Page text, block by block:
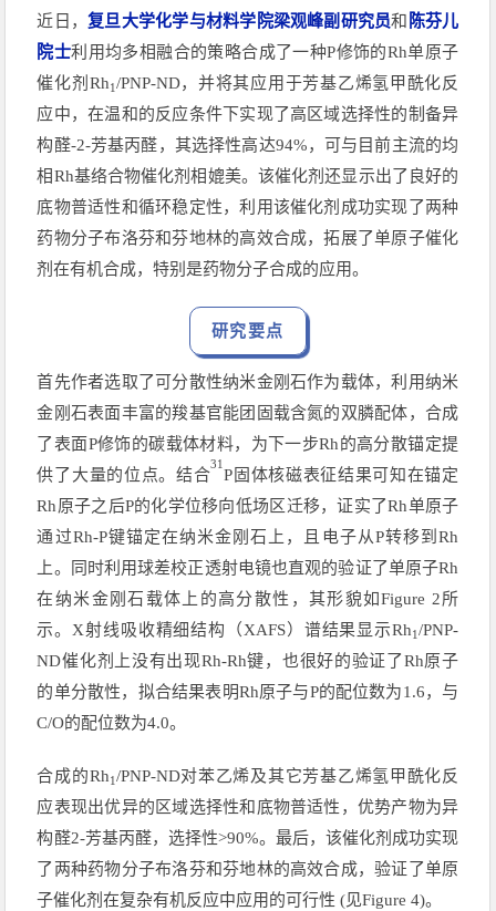
近日，复旦大学化学与材料学院梁观峰副研究员和 陈芬儿
院士利用均多相融合的策略合成了一种P修饰的Rh单原子
催化剂Rh1 /PNP-ND，并将其应用于芳基乙烯氢甲酰化反
应中，在温和的反应条件下实现了高区域选择性的制备异
构醛-2-芳基丙醛，其选择性高达94%，可与目前主流的均
相Rh基络合物催化剂相媲美。该催化剂还显示出了良好的
底物普适性和循环稳定性，利用该催化剂成功实现了两种
药物分子布洛芬和芬地林的高效合成，拓展了单原子催化
剂在有机合成，特别是药物分子合成的应用。
研究要点
首先作者选取了可分散性纳米金刚石作为载体，利用纳米
金刚石表面丰富的羧基官能团固载含氮的双膦配体，合成
了表面P修饰的碳载体材料，为下一步Rh的高分散锚定提
供了大量的位点。结合
31
P固体核磁表征结果可知在锚定
Rh原子之后P的化学位移向低场区迁移，证实了Rh单原子
通过Rh-P键锚定在纳米金刚石上，且电子从P转移到Rh
上。同时利用球差校正透射电镜也直观的验证了单原子Rh
在纳米金刚石载体上的高分散性，其形貌如Figure 2所
示。X射线吸收精细结构（XAFS）谱结果显示Rh1/PNP-
ND催化剂上没有出现Rh-Rh键，也很好的验证了Rh原子
的单分散性，拟合结果表明Rh原子与P的配位数为1.6，与
C/O的配位数为4.0。
合成的Rh1 /PNP-ND对苯乙烯及其它芳基乙烯氢甲酰化反
应表现出优异的区域选择性和底物普适性，优势产物为异
构醛2-芳基丙醛，选择性>90%。最后，该催化剂成功实现
了两种药物分子布洛芬和芬地林的高效合成，验证了单原
子催化剂在复杂有机反应中应用的可行性 (见Figure 4)。